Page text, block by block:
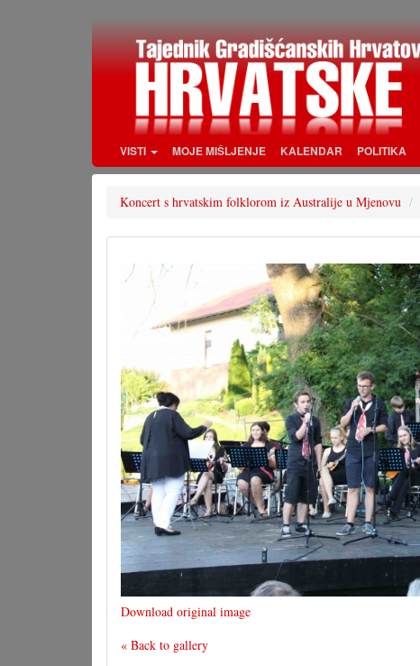
VISTI MOJE MIŠLJENJE KALENDAR POLITIKA
Koncert s hrvatskim folklorom iz Australije u Mjenovu
Download original image
« Back to gallery